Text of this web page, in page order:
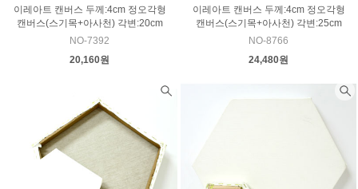
이레아트 캔버스 두께:4cm 정오각형
캔버스(스기목+아사천) 각변:20cm
NO-7392
20,160원
이레아트 캔버스 두께:4cm 정오각형
캔버스(스기목+아사천) 각변:25cm
NO-8766
24,480원